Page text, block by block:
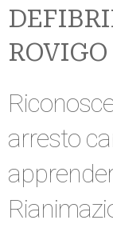
ROVIGO
arresto